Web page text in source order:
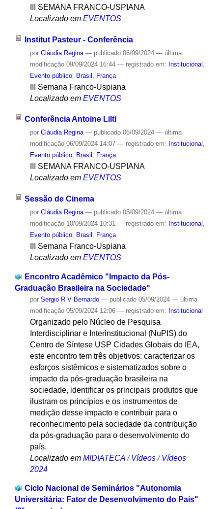
III SEMANA FRANCO-USPIANA
Localizado em EVENTOS
Institut Pasteur - Conferência
por Cláudia Regina — publicado06/09/2024 — última
modificação09/09/2024 16:44 — registrado em: Institucional
Evento público, Brasil França
III Semana Franco-Uspiana
Localizado em EVENTOS
Conferência Antoine Lilti
por Cláudia Regina — publicado06/09/2024 — última
modificação06/09/2024 14:07 — registrado em: Institucional ,
Evento público, Brasil , França
III SEMANA FRANCO-USPIANA
Localizado em EVENTOS
Sessão de Cinema
por Cláudia Regina — publicado05/09/2024 — última
modificação10/09/2024 10:31 — registrado em: Institucional ,
Evento público, Brasil , França
III Semana Franco-Uspiana
Localizado em EVENTOS
Encontro Acadêmico "Impacto da Pós-
Graduação Brasileira na Sociedade"
por Sergio R V Bernardo — publicado05/09/2024 — última
modificação05/09/2024 12:06 — registrado em: Institucional
Organizado pelo Núcleo de Pesquisa
Interdisciplinar e Interinstitucional (NuPIS) do
Centro de Síntese USP Cidades Globais do IEA,
este encontro tem três objetivos: caracterizar os
esforços sistêmicos e sistematizados sobre o
impacto da pós-graduação brasileira na
sociedade, identificar os principais produtos que
ilustram os princípios e os instrumentos de
medição desse impacto e contribuir para o
reconhecimento pela sociedade da contribuição
da pós-graduação para o desenvolvimento do
país.
Localizado em MIDIATECA /Vídeos /Vídeos
2024
Ciclo Nacional de Seminários "Autonomia
Universitária: Fator de Desenvolvimento do País"